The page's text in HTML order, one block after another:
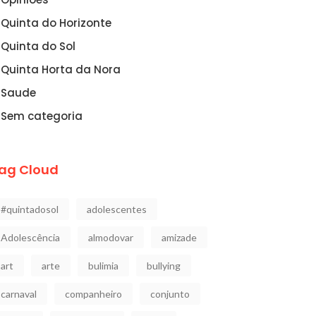
Quinta do Horizonte
Quinta do Sol
Quinta Horta da Nora
Saude
Sem categoria
Cloud
#quintadosol adolescentes
Adolescência almodovar amizade
art arte bulimia bullying
carnaval companheiro conjunto